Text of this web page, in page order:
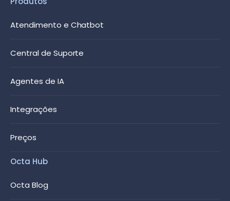
Atendimento e Chatbot
Central de Suporte
Agentes de IA
Integrações
Preços
Octa Hub
Octa Blog